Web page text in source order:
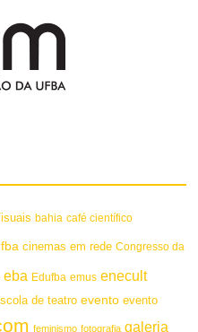
bahia café científico
cinemas em rede Congresso da
eba Edufba emus enecult
de teatro evento evento
feminismo fotografia galeria